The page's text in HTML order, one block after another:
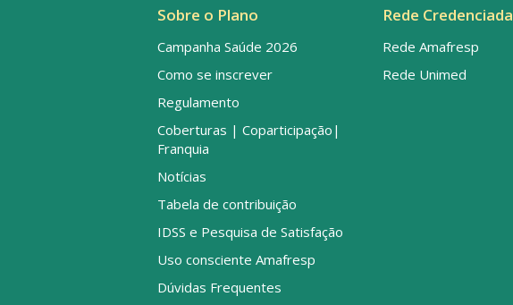
Sobre o Plano
Campanha Saúde 2026
Como se inscrever
Regulamento
Coberturas | Coparticipação|
Franquia
Notícias
Tabela de contribuição
IDSS e Pesquisa de Satisfação
Uso consciente Amafresp
Dúvidas Frequentes
Rede Credenciada
Rede Amafresp
Rede Unimed